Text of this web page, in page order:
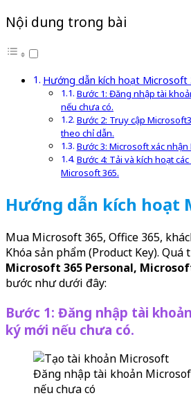
Nội dung trong bài
Hướng dẫn kích hoạt Microsoft
Bước 1: Đăng nhập tài
nếu chưa có.
Bước 2: Truy cập
theo chỉ dẫn.
Bước 3: Microsoft xác
Bước 4: Tải và kích hoạt
Microsoft 365.
Hướng dẫn kích hoạt
Mua Microsoft 365, Office 365,
Khóa sản phẩm (Product Key).
Microsoft 365 Personal,
bước như dưới đây:
Bước 1: Đăng nhập tài
ký mới nếu chưa có.
Đăng nhập tài khoản
nếu chưa có